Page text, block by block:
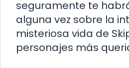
seguramente te
alguna vez sobre la
misteriosa vida de
personajes más